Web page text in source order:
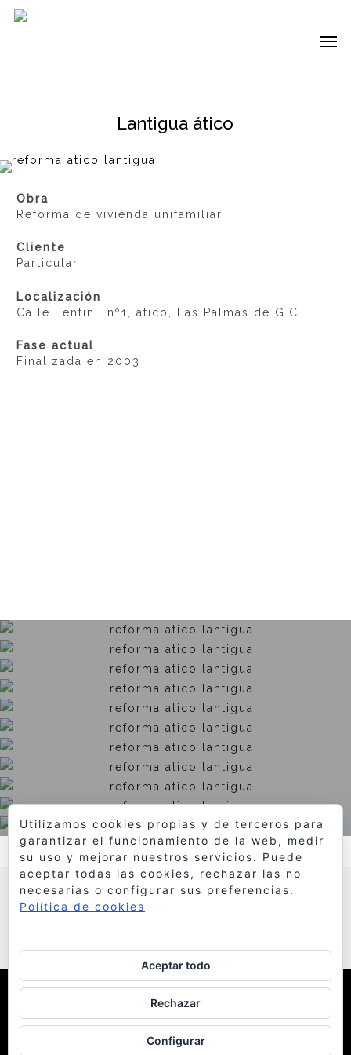
Skip
Lantigua ático
Obra
Reforma de vivienda unifamiliar
Cliente
Particular
Localización
Calle Lentini, nº1, ático, Las Palmas de G.C.
Fase actual
Finalizada en 2003
© 1998 Bello y Monterde Arquitectos
Cookies
Utilizamos cookies propias y de terceros para
garantizar el funcionamiento de la web, medir
su uso y mejorar nuestros servicios. Puede
aceptar todas las cookies, rechazar las no
necesarias o configurar sus preferencias.
Política de cookies
Aceptar todo
Rechazar
Configurar